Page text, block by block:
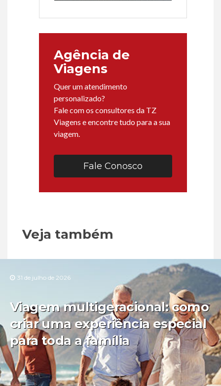
Agência de
Viagens
Quer um atendimento
personalizado?
Fale com os consultores da TZ
Viagens e encontre tudo para a sua
viagem.
Fale Conosco
Veja também
31 de julho de 2026
Viagem multigeracional: como
criar uma experiência especial
para toda a família